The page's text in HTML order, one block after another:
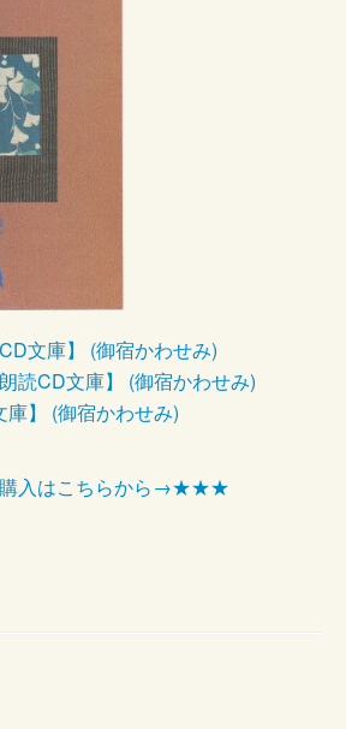
文庫】 (御宿かわせみ)
読CD文庫】 (御宿かわせみ)
】 (御宿かわせみ)
購入はこちらから→★★★